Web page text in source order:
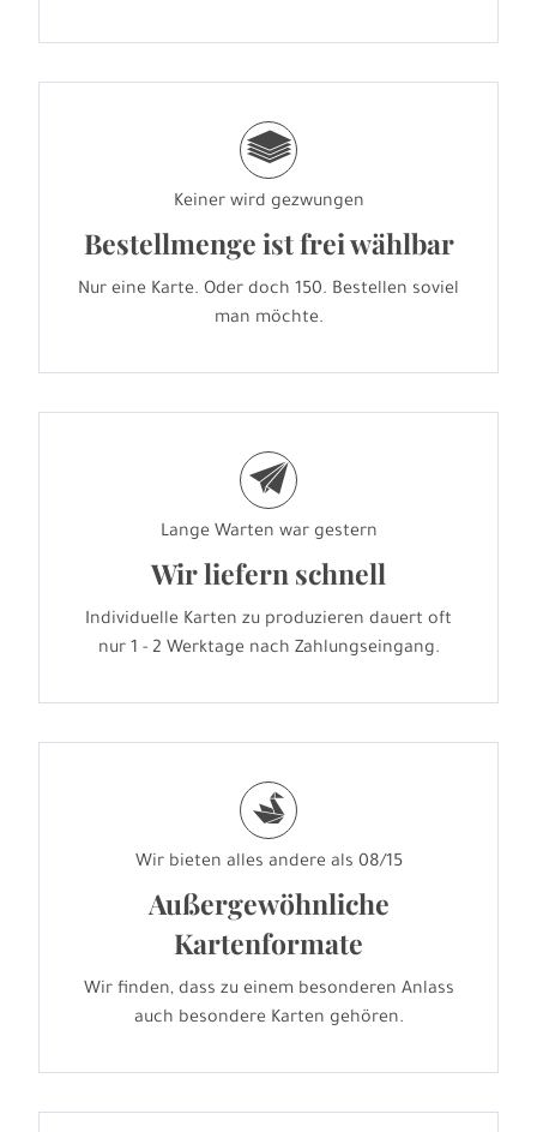
g
Keiner wird gezwungen
Bestellmenge ist frei wählbar
Nur eine Karte. Oder doch 150. Bestellen soviel
man möchte.
e
Lange Warten war gestern
Wir liefern schnell
Individuelle Karten zu produzieren dauert oft
nur 1 - 2 Werktage nach Zahlungseingang.
s
Wir bieten alles andere als 08/15
Außergewöhnliche
Kartenformate
Wir finden, dass zu einem besonderen Anlass
auch besondere Karten gehören.